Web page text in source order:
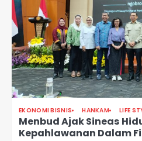
EKONOMI BISNIS HANKAM LIFE
Menbud Ajak Sineas
Kepahlawanan Dalam